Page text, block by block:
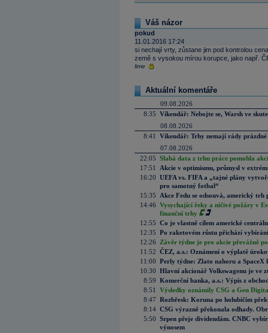
Váš názor
pokud
11.01.2016 17:24
si nechají vrty, zůstane jim pod kontrolou
země s vysokou mírou korupce, jako např.
lime
Aktuální komentáře
09.08.2026
8:35 Víkendář: Nebojte se, Warsh ve
08.08.2026
8:41
Víkendář: Trhy nemají rády prázdné
07.08.2026
22:05 Slabá data z trhu práce pomohla
17:51
Akcie v optimismu, průmysl v
16:20 UEFA vs. FIFA a „tajné plány
pro samotný fotbal“
15:35
Akce Fedu se odsouvá, americký
14:46 Vysychající řeky a ničivé požáry v
finanční trhy
12:55 Co je vlastně cílem americké
12:35 Po raketovém růstu přichází
12:26
Závěr týdne je pro akcie převážně
11:52 ČEZ, a.s.: Oznámení o výplatě
11:00 Perly týdne: Zlato nahoru a SpaceX
10:30 Hlavní akcionář Volkswagenu je ve
8:59 Komerční banka, a.s.: Výpis z
8:51
Výsledky oznámily CSG a Gen
8:47 Rozbřesk: Koruna po holubičím
8:14 CSG výrazně překonala odhady.
5:50 Srpen přeje dividendám. CNBC
výnosem